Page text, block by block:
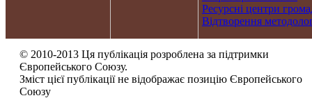
Ресурсні центри
Відтворення
© 2010-2013 Ця публікація розроблена за підтримки
Європейського Союзу.
Зміст цієї публікації не відображає позицію Європейського
Союзу